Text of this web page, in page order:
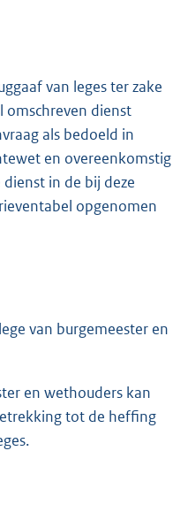
van leges ter zake
omschreven dienst
als bedoeld in
en overeenkomstig
in de bij deze
opgenomen
van burgemeester en
en wethouders kan
tot de heffing